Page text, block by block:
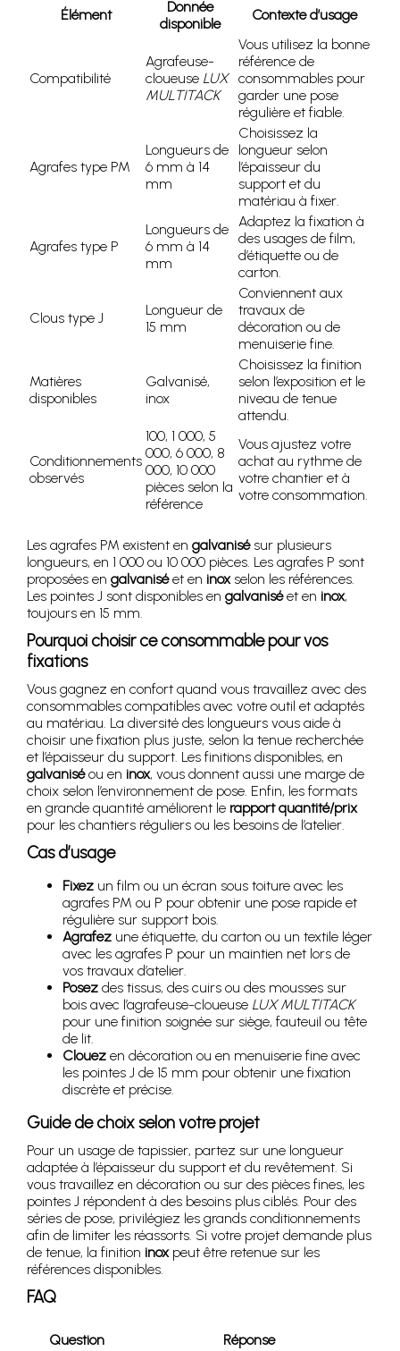
Élément
Donnée
disponible
Contexte d’usage
Compatibilité
Agrafeuse-
cloueuse LUX
MULTITACK
Vous utilisez la bonne
référence de
consommables pour
garder une pose
régulière et fiable.
Agrafes type PM
Longueurs de
6 mm à 14
mm
Choisissez la
longueur selon
l’épaisseur du
support et du
matériau à fixer.
Agrafes type P
Longueurs de
6 mm à 14
mm
Adaptez la fixation à
des usages de film,
d’étiquette ou de
carton.
Clous type J
Longueur de
15 mm
Conviennent aux
travaux de
décoration ou de
menuiserie fine.
Matières
disponibles
Galvanisé,
inox
Choisissez la finition
selon l’exposition et le
niveau de tenue
attendu.
Conditionnements
observés
100, 1 000, 5
000, 6 000, 8
000, 10 000
pièces selon la
référence
Vous ajustez votre
achat au rythme de
votre chantier et à
votre consommation.
Les agrafes PM existent en galvanisésur plusieurs
longueurs, en 1 000 ou 10 000 pièces. Les agrafes P sont
proposées en galvaniséet en inoxselon les références.
Les pointes J sont disponibles en galvaniséet en inox,
toujours en 15 mm.
Pourquoi choisir ce consommable pour vos
fixations
Vous gagnez en confort quand vous travaillez avec des
consommables compatibles avec votre outil et adaptés
au matériau. La diversité des longueurs vous aide à
choisir une fixation plus juste, selon la tenue recherchée
et l’épaisseur du support. Les finitions disponibles, en
galvaniséou en inox, vous donnent aussi une marge de
choix selon l’environnement de pose. Enfin, les formats
en grande quantité améliorent le rapport quantité/prix
pour les chantiers réguliers ou les besoins de l’atelier.
Cas d’usage
Fixez un film ou un écran sous toiture avec les
agrafes PM ou P pour obtenir une pose rapide et
régulière sur support bois.
Agrafez une étiquette, du carton ou un textile léger
avec les agrafes P pour un maintien net lors de
vos travaux d’atelier.
Posez des tissus, des cuirs ou des mousses sur
bois avec l’agrafeuse-cloueuse LUX MULTITACK
pour une finition soignée sur siège, fauteuil ou tête
de lit.
Clouez en décoration ou en menuiserie fine avec
les pointes J de 15 mm pour obtenir une fixation
discrète et précise.
Guide de choix selon votre projet
Pour un usage de tapissier, partez sur une longueur
adaptée à l’épaisseur du support et du revêtement. Si
vous travaillez en décoration ou sur des pièces fines, les
pointes J répondent à des besoins plus ciblés. Pour des
séries de pose, privilégiez les grands conditionnements
afin de limiter les réassorts. Si votre projet demande plus
de tenue, la finition inoxpeut être retenue sur les
références disponibles.
FAQ
Question
Réponse